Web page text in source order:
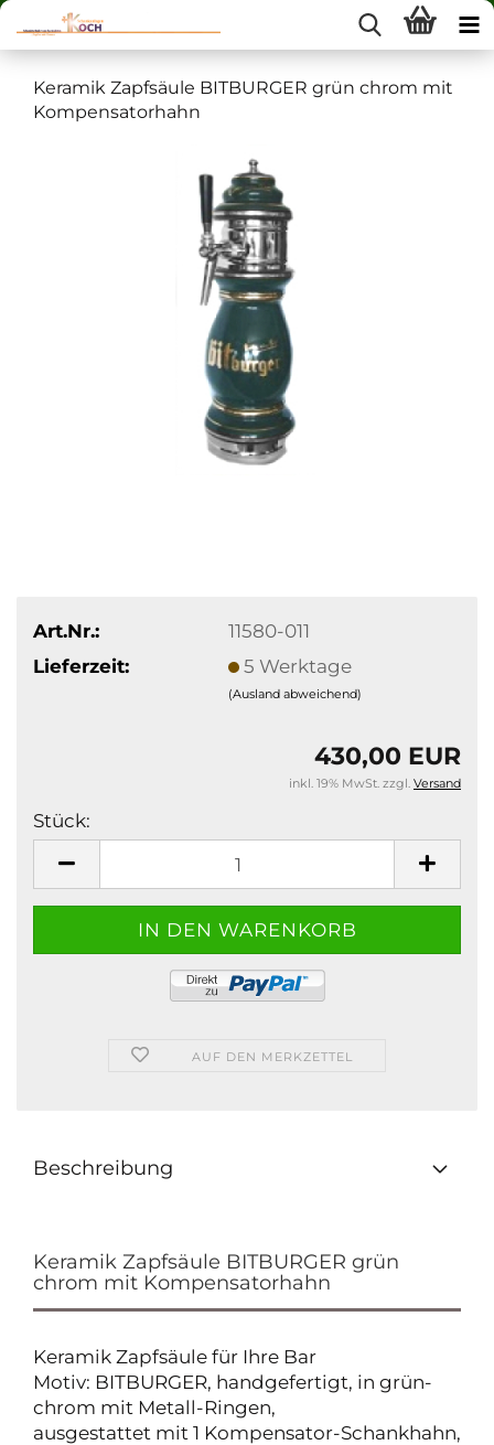
Keramik Zapfsäule BITBURGER grün chrom mit
Kompensatorhahn
Art.Nr.:
11580-011
Lieferzeit:
5 Werktage
(Ausland abweichend)
430,00 EUR
inkl. 19% MwSt. zzgl. Versand
Stück:
AUF DEN MERKZETTEL
Beschreibung
Keramik Zapfsäule BITBURGER grün
chrom mit Kompensatorhahn
Keramik Zapfsäule für Ihre Bar
Motiv: BITBURGER, handgefertigt, in grün-
chrom mit Metall-Ringen,
ausgestattet mit 1 Kompensator-Schankhahn,